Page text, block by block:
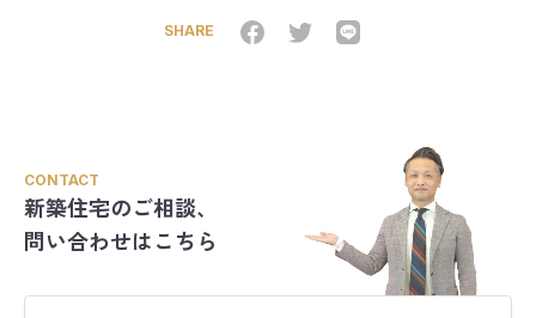
SHARE
CONTACT
新築住宅のご相談、
問い合わせはこちら